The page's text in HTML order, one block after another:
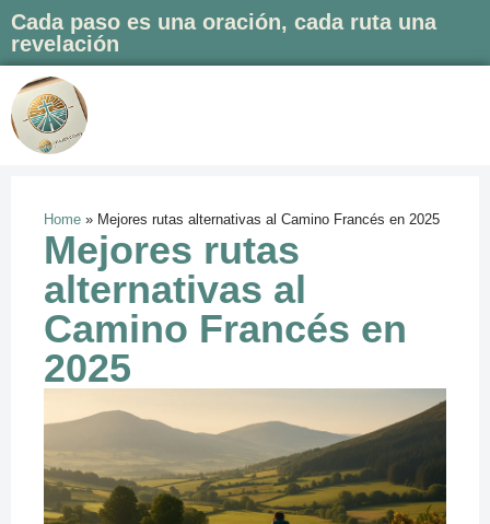
al
contenido
Cada paso es una oración, cada ruta una
revelación
Home » Mejores rutas alternativas al Camino Francés en 2025
Mejores rutas
alternativas al
Camino Francés en
2025